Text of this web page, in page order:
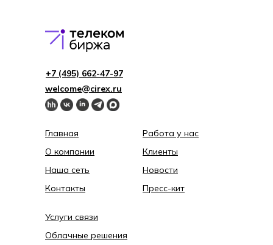
Главная
О компании
Наша сеть
Контакты
Работа у нас
Клиенты
Новости
Пресс-кит
welcome@cirex.ru
+7 (495) 662-4 7-97
Услуги связи
Облачные решения